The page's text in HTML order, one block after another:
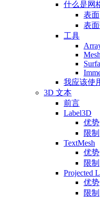
什么是网
表面
表
工具
我应该使
3D 文本
前言
Label3D
优势
限制
TextMesh
优势
限制
Projected
优势
限制